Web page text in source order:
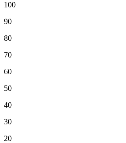
100
90
80
70
60
50
40
30
20